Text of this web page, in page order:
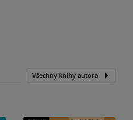
Všechny knihy autora